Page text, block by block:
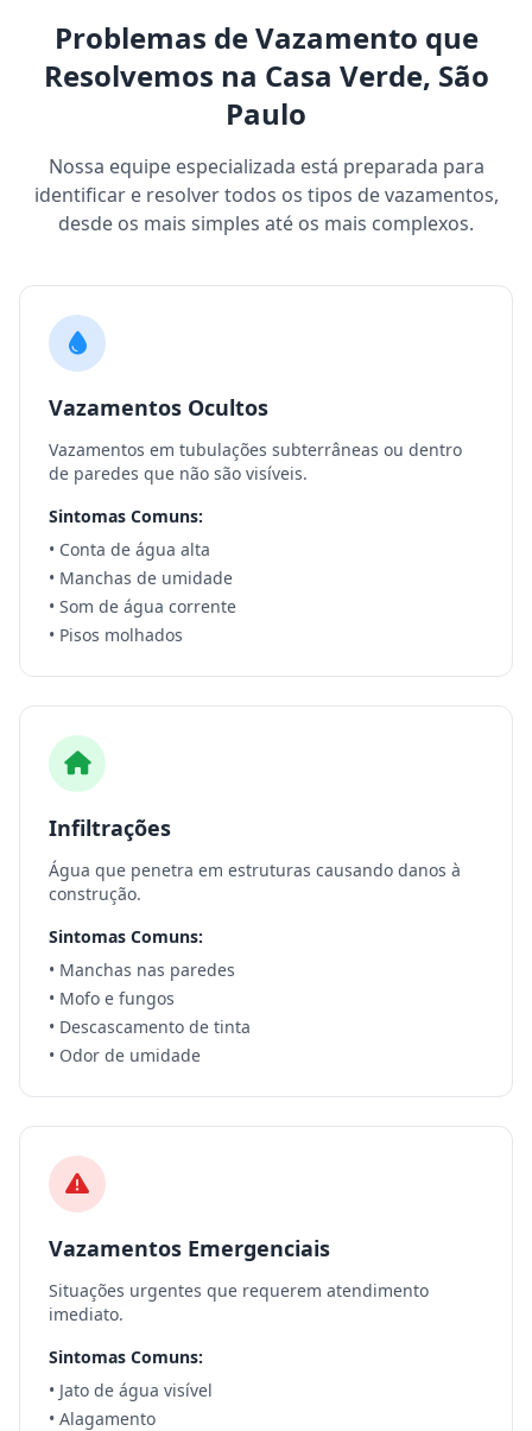
Problemas de Vazamento que
Resolvemos na Casa Verde, São
Paulo
Nossa equipe especializada está preparada para
identificar e resolver todos os tipos de vazamentos,
desde os mais simples até os mais complexos.
Vazamentos Ocultos
Vazamentos em tubulações subterrâneas ou dentro
de paredes que não são visíveis.
Sintomas Comuns:
• Conta de água alta
• Manchas de umidade
• Som de água corrente
• Pisos molhados
Infiltrações
Água que penetra em estruturas causando danos à
construção.
Sintomas Comuns:
• Manchas nas paredes
• Mofo e fungos
• Descascamento de tinta
• Odor de umidade
Vazamentos Emergenciais
Situações urgentes que requerem atendimento
imediato.
Sintomas Comuns:
• Jato de água visível
• Alagamento